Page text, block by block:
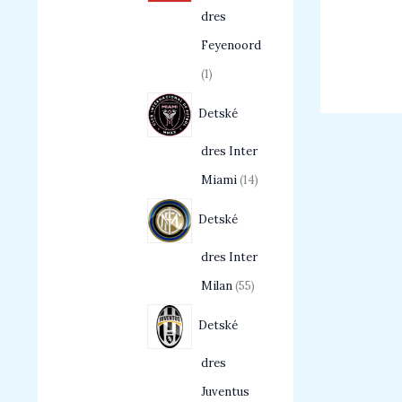
dres
Feyenoord
1
Detské
dres Inter
Miami 14
Detské
dres Inter
Milan 55
Detské
dres
Juventus